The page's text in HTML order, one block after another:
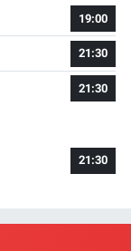
19:00
21:30
21:30
21:30